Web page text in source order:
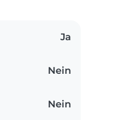
Ja
Nein
Nein